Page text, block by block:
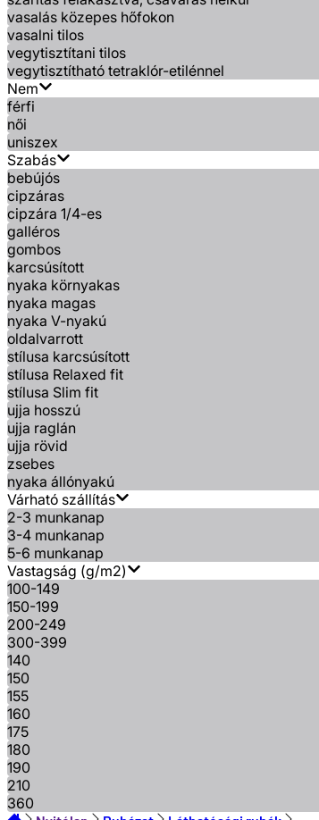
vasalás közepes hőfokon
vasalni tilos
vegytisztítani tilos
vegytisztítható tetraklór-etilénnel
Nem
férfi
női
uniszex
Szabás
bebújós
cipzáras
cipzára 1/4-es
galléros
gombos
karcsúsított
nyaka környakas
nyaka magas
nyaka V-nyakú
oldalvarrott
stílusa karcsúsított
stílusa Relaxed fit
stílusa Slim fit
ujja hosszú
ujja raglán
ujja rövid
zsebes
nyaka állónyakú
Várható szállítás
2-3 munkanap
3-4 munkanap
5-6 munkanap
Vastagság (g/m2)
100-149
150-199
200-249
300-399
140
150
155
160
175
180
190
210
360